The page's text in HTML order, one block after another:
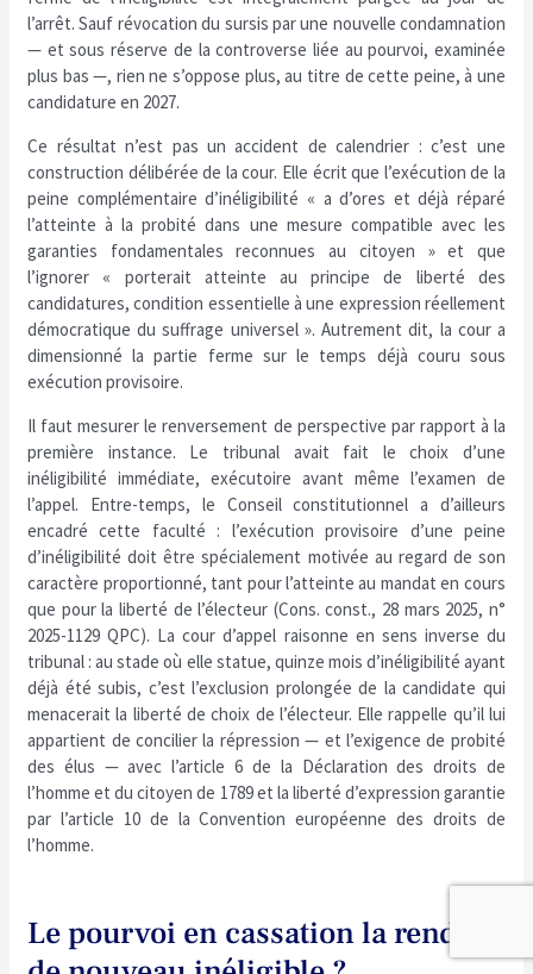
l’arrêt. Sauf révocation du sursis par une nouvelle condamnation
— et sous réserve de la controverse liée au pourvoi, examinée
plus bas —, rien ne s’oppose plus, au titre de cette peine, à une
candidature en 2027.
Ce résultat n’est pas un accident de calendrier : c’est une
construction délibérée de la cour. Elle écrit que l’exécution de la
peine complémentaire d’inéligibilité « a d’ores et déjà réparé
l’atteinte à la probité dans une mesure compatible avec les
garanties fondamentales reconnues au citoyen » et que
l’ignorer « porterait atteinte au principe de liberté des
candidatures, condition essentielle à une expression réellement
démocratique du suffrage universel ». Autrement dit, la cour a
dimensionné la partie ferme sur le temps déjà couru sous
exécution provisoire.
Il faut mesurer le renversement de perspective par rapport à la
première instance. Le tribunal avait fait le choix d’une
inéligibilité immédiate, exécutoire avant même l’examen de
l’appel. Entre-temps, le Conseil constitutionnel a d’ailleurs
encadré cette faculté : l’exécution provisoire d’une peine
d’inéligibilité doit être spécialement motivée au regard de son
caractère proportionné, tant pour l’atteinte au mandat en cours
que pour la liberté de l’électeur (Cons. const., 28 mars 2025, n°
2025-1129 QPC). La cour d’appel raisonne en sens inverse du
tribunal : au stade où elle statue, quinze mois d’inéligibilité ayant
déjà été subis, c’est l’exclusion prolongée de la candidate qui
menacerait la liberté de choix de l’électeur. Elle rappelle qu’il lui
appartient de concilier la répression — et l’exigence de probité
des élus — avec l’article 6 de la Déclaration des droits de
l’homme et du citoyen de 1789 et la liberté d’expression garantie
par l’article 10 de la Convention européenne des droits de
l’homme.
Le pourvoi en cassation la rend-il